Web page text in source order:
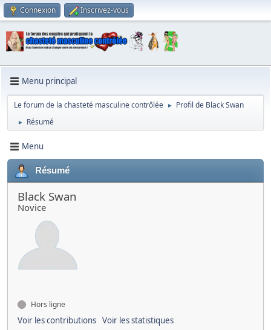
Connexion Inscrivez-vous
Menu principal
Le forum de la chasteté masculine contrôlée ► Profil de Black Swan
► Résumé
Menu
Résumé
Black Swan
Novice
Hors ligne
Voir les contributions Voir les statistiques